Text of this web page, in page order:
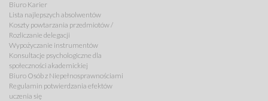
Biuro Karier
Lista najlepszych absolwentów
Koszty powtarzania przedmiotów /
Rozliczanie delegacji
Wypożyczanie instrumentów
Konsultacje psychologiczne dla
społeczności akademickiej
Biuro Osób z Niepełnosprawnościami
Regulamin potwierdzania efektów
uczenia się